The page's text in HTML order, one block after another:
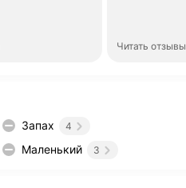
Читать отзывы
Запах 4
Маленький 3